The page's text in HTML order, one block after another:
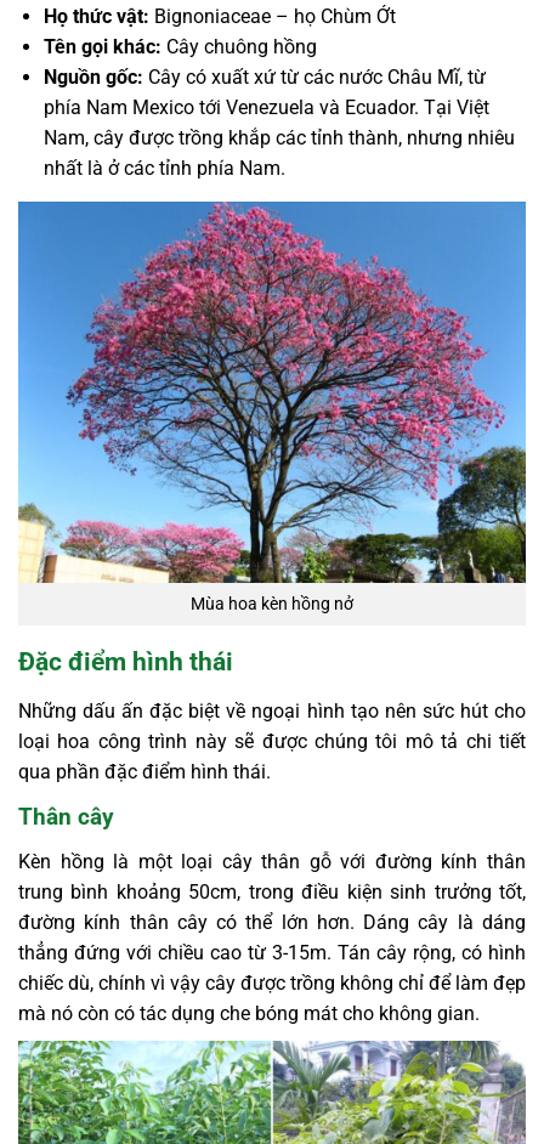
Họ thức vật: Bignoniaceae – họ Chùm Ớt
Tên gọi khác: Cây chuông hồng
Nguồn gốc: Cây có xuất xứ từ các nước Châu Mĩ, từ
phía Nam Mexico tới Venezuela và Ecuador. Tại Việt
Nam, cây được trồng khắp các tỉnh thành, nhưng nhiêu
nhất là ở các tỉnh phía Nam.
Mùa hoa kèn hồng nở
Đặc điểm hình thái
Những dấu ấn đặc biệt về ngoại hình tạo nên sức hút cho
loại hoa công trình này sẽ được chúng tôi mô tả chi tiết
qua phần đặc điểm hình thái.
Thân cây
Kèn hồng là một loại cây thân gỗ với đường kính thân
trung bình khoảng 50cm, trong điều kiện sinh trưởng tốt,
đường kính thân cây có thể lớn hơn. Dáng cây là dáng
thẳng đứng với chiều cao từ 3-15m. Tán cây rộng, có hình
chiếc dù, chính vì vậy cây được trồng không chỉ để làm đẹp
mà nó còn có tác dụng che bóng mát cho không gian.